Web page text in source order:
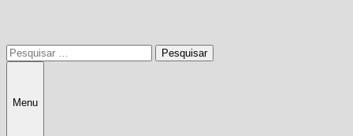
Pesquisar
por:
Menu